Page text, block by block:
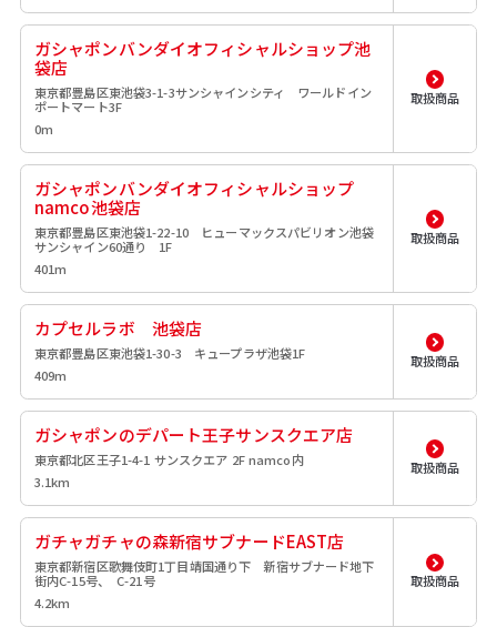
ガシャポンバンダイオフィシャルショップ池
袋店
東京都豊島区東池袋3-1-3サンシャインシティ ワールドイン
ポートマート3F
0m
取扱商品
ガシャポンバンダイオフィシャルショップ
namco池袋店
東京都豊島区東池袋1-22-10 ヒューマックスパビリオン池袋
サンシャイン60通り 1F
401m
取扱商品
カプセルラボ 池袋店
東京都豊島区東池袋1-30-3 キュープラザ池袋1F
409m
取扱商品
ガシャポンのデパート王子サンスクエア店
東京都北区王子1-4-1 サンスクエア 2F namco内
3.1km
取扱商品
ガチャガチャの森新宿サブナードEAST店
東京都新宿区歌舞伎町1丁目靖国通り下 新宿サブナード地下
街内C-15号、 C-21号
4.2km
取扱商品